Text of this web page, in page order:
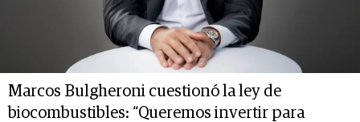
Marcos Bulgheroni cuestionó la ley de
biocombustibles: “Queremos invertir para